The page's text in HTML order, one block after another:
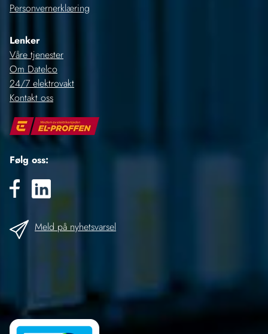
Personvernerklæring
Lenker
Våre tjenester
Om Datelco
24/7 elektrovakt
Kontakt oss
Følg oss:
Meld på nyhetsvarsel